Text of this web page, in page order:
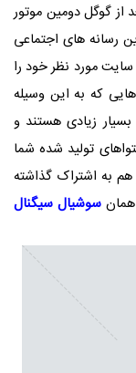
از گوگل دومین موتور
رسانه های اجتماعی
مورد نظر خود را
که به این وسیله
زیادی هستند و
تولید شده شما
به اشتراک گذاشته
همانسوشیال سیگنال